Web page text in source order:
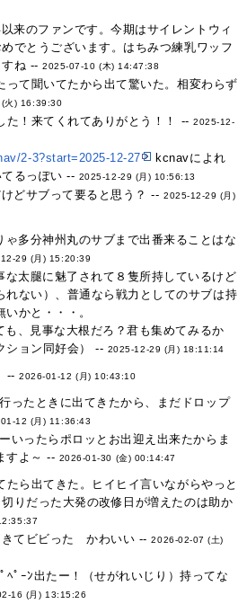
来のファンです。今期はサイレントウィ
でとうございます。はちみつ練乳ワッフ
すね --2025-07-10 (木) 14:47:38
って聞いてたから出て驚いた。相変わらず
火) 16:39:30
た！来てくれてありがとう！！ --2025-12-
2-3?start=2025-12-27
kcnavによれ
るっぽい -- 2025-12-29 (月) 10:56:13
どサブって要ると思う？ --2025-12-29 (月)
ゃ多分神州丸のサブまで出番来ることはな
29 (月) 15:20:39
な太腿に魅了されて８隻所持しているけど
れない）、普通なら戦力としてのサブは持
かと・・・。
、見事な大根だろ？君も集めてみるか
ション同好会） -- 2025-12-29 (月) 18:11:14
--2026-01-12 (月) 10:43:10
ったときに出てきたから、まだドロップ
12 (月) 11:36:43
いったらポロッとお出迎え出来たからま
すよ～ -- 2026-01-30 (金) 00:14:47
たら出てきた。ヒイヒイ言いながらやっと
りだった大発の改修日が増えたのは助か
きてビビった かわいい --2026-02-07 (土)
ﾍﾟｰﾝ出たー！（せがれいじり）持ってな
16 (月) 13:15:26